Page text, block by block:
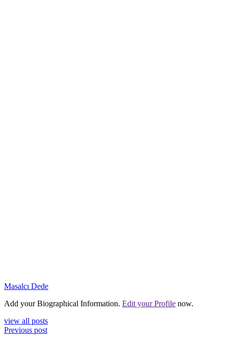
Masalcı Dede
Add your Biographical Information. Edit your Profile now.
view all posts
Previous post